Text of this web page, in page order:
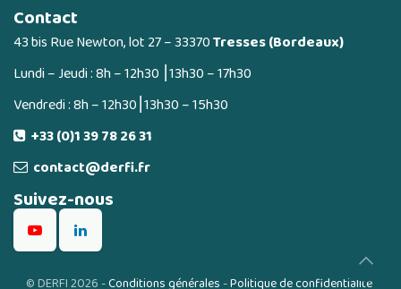
Contact
43 bis Rue Newton, lot 27 – 33370Tresses (Bordeaux)
Lundi – Jeudi : 8h – 12h30 ⎮13h30 – 17h30
Vendredi : 8h – 12h30⎮13h30 – 15h30
+33 (0)1 39 78 26 31
contact@derfi.fr
Suivez-nous
©DERFI 2026-Conditions générales-Politique de confidentialité